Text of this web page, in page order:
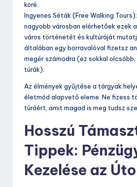
köré.
Ingyenes Séták (Free Walking
nagyobb városban elérhetőek ezek
város történetét és kultúráját
általában egy borravalóval fizetsz
megér számodra (ez sokkal
túrák).
Az élmények gyűjtése a tárgyak
életmód alapvető eleme. Ne fizess
túráért, amit magad is meg tudsz
Hosszú
Tippek:
Kezelése az